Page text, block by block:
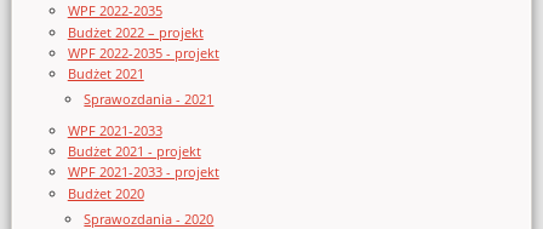
WPF 2022-2035
Budżet 2022 – projekt
WPF 2022-2035 - projekt
Budżet 2021
Sprawozdania - 2021
WPF 2021-2033
Budżet 2021 - projekt
WPF 2021-2033 - projekt
Budżet 2020
Sprawozdania - 2020